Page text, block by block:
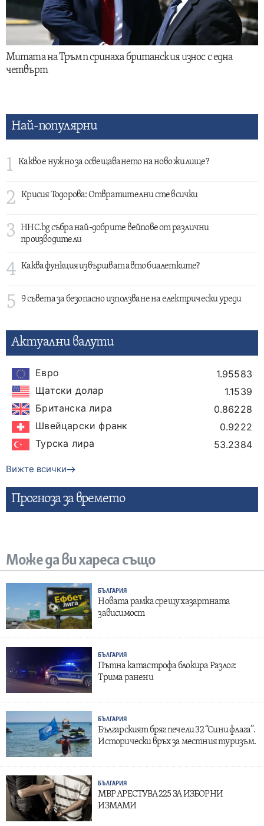
Митата на Тръмп сринаха британския износ с една
четвърт
Най-популярни
1 Какво е нужно за освещаването на ново жилище?
2 Крисия Тодорова: Отвратителни сте всички
3
HHC.bg събра най-добрите вейпове от различни
производители
4 Каква функция извършват авто биалетките?
5 9 съвета за безопасно използване на електрически уреди
Актуални валути
Евро
1.95583
Щатски долар
1.1539
Британска лира
0.86228
Швейцарски франк
0.9222
Турска лира
53.2384
Вижте всички
Прогнозa за времето
Може да ви хареса също
БЪЛГАРИЯ
Новата рамка срещу хазартната
зависимост
БЪЛГАРИЯ
Пътна катастрофа блокира Разлог:
Трима ранени
БЪЛГАРИЯ
Българският бряг печели 32 “Сини флага”.
Исторически връх за местния туризъм.
БЪЛГАРИЯ
МВР АРЕСТУВА 225 ЗА ИЗБОРНИ
ИЗМАМИ